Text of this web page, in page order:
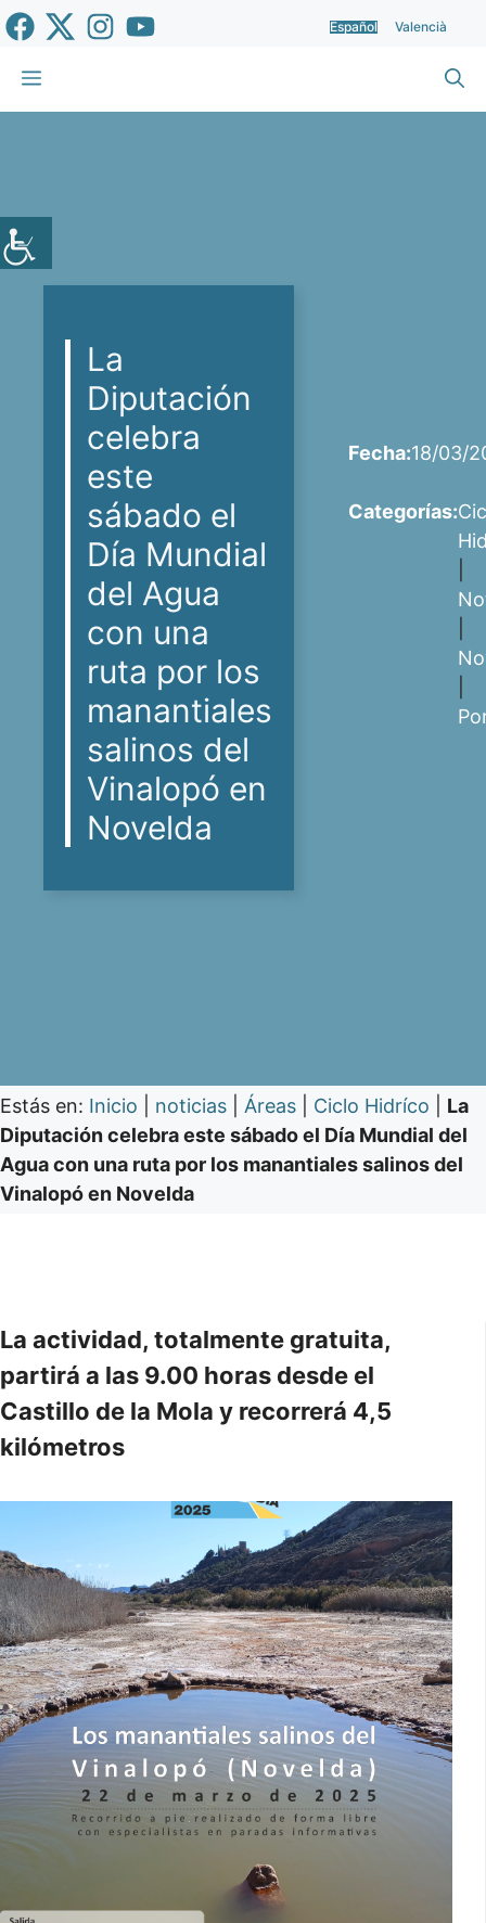
Saltar
al
contenido
Español Valencià
Menú
La
Diputación
celebra
este
sábado el
Día Mundial
del Agua
con una
ruta por los
manantiales
salinos del
Vinalopó en
Novelda
Fecha:18/03/
Categorías:
Estás en: Inicio noticias Áreas Ciclo Hidríco
La
Diputación celebra este sábado el Día Mundial del
Agua con una ruta por los manantiales salinos del
Vinalopó en Novelda
La actividad, totalmente gratuita,
partirá a las 9.00 horas desde el
Castillo de la Mola y recorrerá 4,5
kilómetros